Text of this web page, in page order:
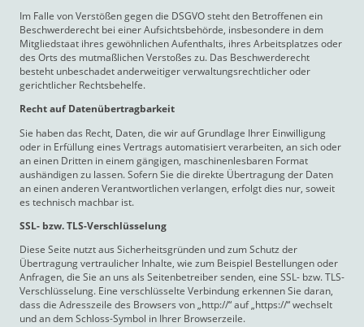
Im Falle von Verstößen gegen die DSGVO steht den Betroffenen ein
Beschwerderecht bei einer Aufsichtsbehörde, insbesondere in dem
Mitgliedstaat ihres gewöhnlichen Aufenthalts, ihres Arbeitsplatzes oder
des Orts des mutmaßlichen Verstoßes zu. Das Beschwerderecht
besteht unbeschadet anderweitiger verwaltungsrechtlicher oder
gerichtlicher Rechtsbehelfe.
Recht auf Daten­übertrag­barkeit
Sie haben das Recht, Daten, die wir auf Grundlage Ihrer Einwilligung
oder in Erfüllung eines Vertrags automatisiert verarbeiten, an sich oder
an einen Dritten in einem gängigen, maschinenlesbaren Format
aushändigen zu lassen. Sofern Sie die direkte Übertragung der Daten
an einen anderen Verantwortlichen verlangen, erfolgt dies nur, soweit
es technisch machbar ist.
SSL- bzw. TLS-Verschlüsselung
Diese Seite nutzt aus Sicherheitsgründen und zum Schutz der
Übertragung vertraulicher Inhalte, wie zum Beispiel Bestellungen oder
Anfragen, die Sie an uns als Seitenbetreiber senden, eine SSL- bzw. TLS-
Verschlüsselung. Eine verschlüsselte Verbindung erkennen Sie daran,
dass die Adresszeile des Browsers von „http://“ auf „https://“ wechselt
und an dem Schloss-Symbol in Ihrer Browserzeile.